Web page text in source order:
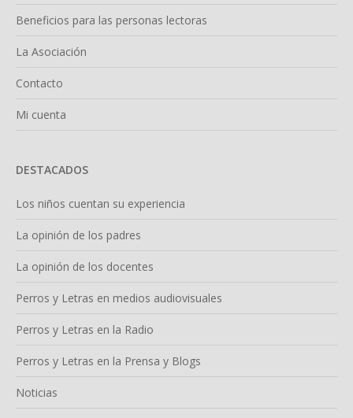
Beneficios para las personas lectoras
La Asociación
Contacto
Mi cuenta
DESTACADOS
Los niños cuentan su experiencia
La opinión de los padres
La opinión de los docentes
Perros y Letras en medios audiovisuales
Perros y Letras en la Radio
Perros y Letras en la Prensa y Blogs
Noticias